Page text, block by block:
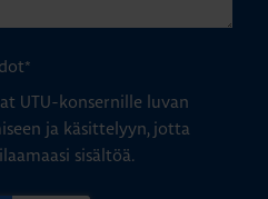
*
UTU-konsernille luvan
ja käsittelyyn, jotta
sisältöä.